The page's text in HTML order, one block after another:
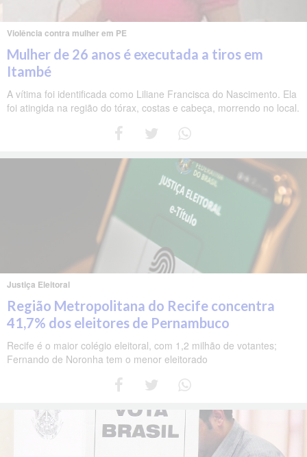
Violência contra mulher em PE
Mulher de 26 anos é executada a tiros em
Itambé
A vítima foi identificada como Liliane Francisca do Nascimento. Ela
foi atingida na região do tórax, costas e cabeça, morrendo no local.
Justiça Eleitoral
Região Metropolitana do Recife concentra
41,7% dos eleitores de Pernambuco
Recife é o maior colégio eleitoral, com 1,2 milhão de votantes;
Fernando de Noronha tem o menor eleitorado